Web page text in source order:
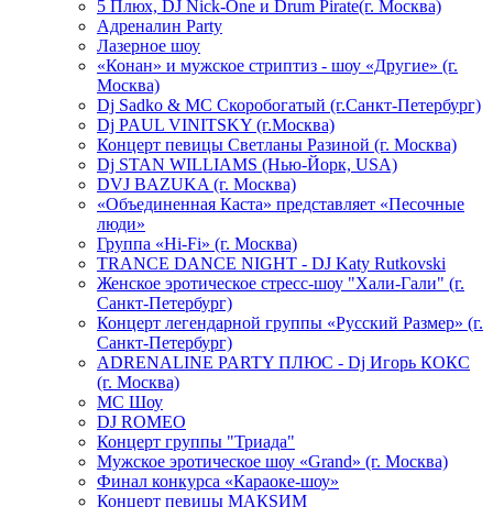
5 Плюх, DJ Nick-One и Drum Pirate(г. Москва)
Адреналин Party
Лазерное шоу
«Конан» и мужское стриптиз - шоу «Другие» (г.
Москва)
Dj Sadko & МС Скоробогатый (г.Санкт-Петербург)
Dj PAUL VINITSKY (г.Москва)
Концерт певицы Светланы Разиной (г. Москва)
Dj STAN WILLIAMS (Нью-Йорк, USA)
DVJ BAZUKA (г. Москва)
«Объединенная Каста» представляет «Песочные
люди»
Группа «Hi-Fi» (г. Москва)
TRANCE DANCE NIGHT - DJ Katy Rutkovski
Женское эротическое стресс-шоу "Хали-Гали" (г.
Санкт-Петербург)
Концерт легендарной группы «Русский Размер» (г.
Санкт-Петербург)
ADRENALINE PARTY ПЛЮС - Dj Игорь КОКС
(г. Москва)
MC Шоу
DJ ROMEO
Концерт группы "Триада"
Мужское эротическое шоу «Grand» (г. Москва)
Финал конкурса «Караоке-шоу»
Концерт певицы МАКSИМ